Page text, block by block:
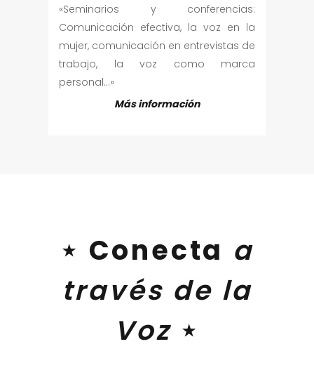
«Seminarios y conferencias:
Comunicación efectiva, la voz en la
mujer, comunicación en entrevistas de
trabajo, la voz como marca
personal…»
Más información
⋆ Conecta a
través de la
Voz ⋆